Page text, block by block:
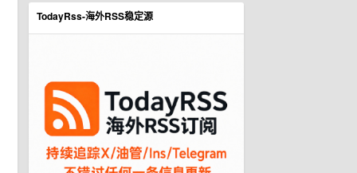
TodayRss-海外RSS稳定源